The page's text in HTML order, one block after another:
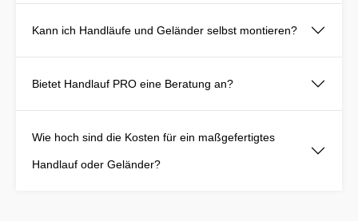
Kann ich Handläufe und Geländer selbst montieren?
Bietet Handlauf PRO eine Beratung an?
Wie hoch sind die Kosten für ein maßgefertigtes
Handlauf oder Geländer?